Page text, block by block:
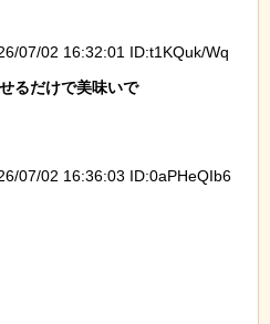
07/02 16:32:01 ID:t1KQuk/Wq
るだけで美味いで
07/02 16:36:03 ID:0aPHeQIb6